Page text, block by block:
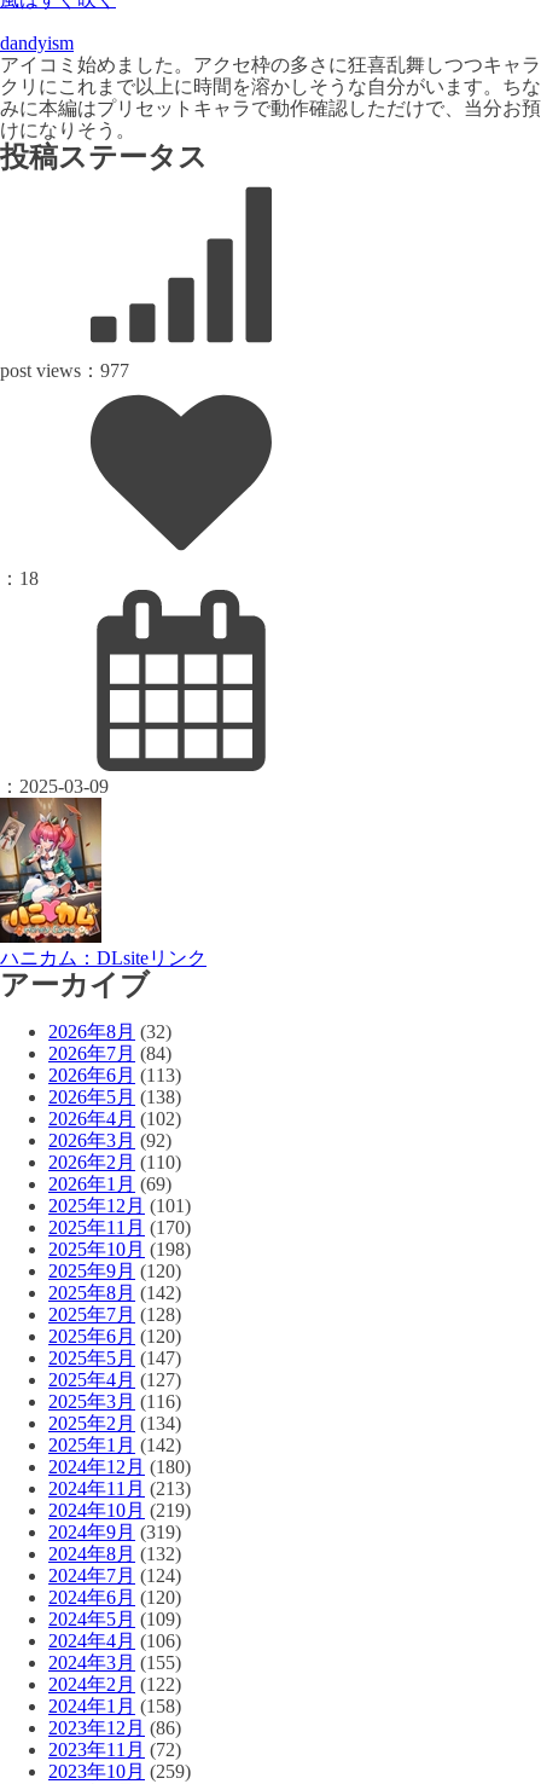
dandyism
アイコミ始めました。アクセ枠の多さに狂喜乱舞しつつキャラ
クリにこれまで以上に時間を溶かしそうな自分がいます。ちな
みに本編はプリセットキャラで動作確認しただけで、当分お預
けになりそう。
投稿ステータス
post views： 977
： 18
： 2025-03-09
ハニカム：DLsiteリンク
アーカイブ
2026年8月 (32)
2026年7月 (84)
2026年6月 (113)
2026年5月 (138)
2026年4月 (102)
2026年3月 (92)
2026年2月 (110)
2026年1月 (69)
2025年12月 (101)
2025年11月 (170)
2025年10月 (198)
2025年9月 (120)
2025年8月 (142)
2025年7月 (128)
2025年6月 (120)
2025年5月 (147)
2025年4月 (127)
2025年3月 (116)
2025年2月 (134)
2025年1月 (142)
2024年12月 (180)
2024年11月 (213)
2024年10月 (219)
2024年9月 (319)
2024年8月 (132)
2024年7月 (124)
2024年6月 (120)
2024年5月 (109)
2024年4月 (106)
2024年3月 (155)
2024年2月 (122)
2024年1月 (158)
2023年12月 (86)
2023年11月 (72)
2023年10月 (259)